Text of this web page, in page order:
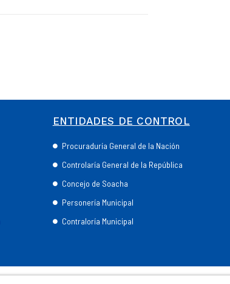
ENTIDADES DE CONTROL
Procuraduría General de la Nación
Controlaría General de la República
Concejo de Soacha
Personería Municipal
Contraloría Municipal